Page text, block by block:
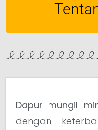
Dapur mungil
dengan